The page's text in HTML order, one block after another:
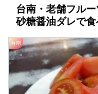
台南・老舗フル
砂糖醤油ダレで食
台南